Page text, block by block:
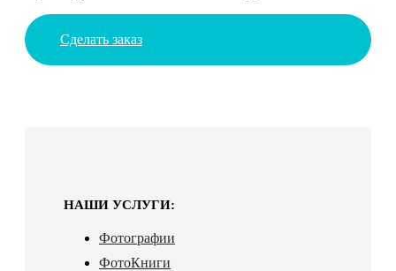
Сделать заказ
НАШИ УСЛУГИ:
Фотографии
ФотоКниги